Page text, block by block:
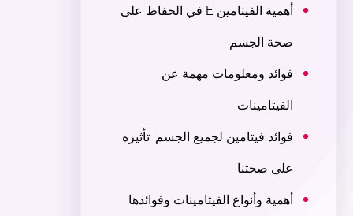
أهمية الفيتامين E في الحفاظ على
صحة الجسم
فوائد ومعلومات مهمة عن
الفيتامينات
فوائد فيتامين لجميع الجسم: تأثيره
على صحتنا
أهمية وأنواع الفيتامينات وفوائدها